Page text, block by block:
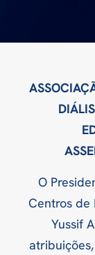
O
Centros de
Yussif